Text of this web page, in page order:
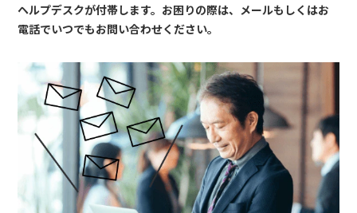
ヘルプデスクが付帯します。お困りの際は、メールもしくはお
電話でいつでもお問い合わせください。